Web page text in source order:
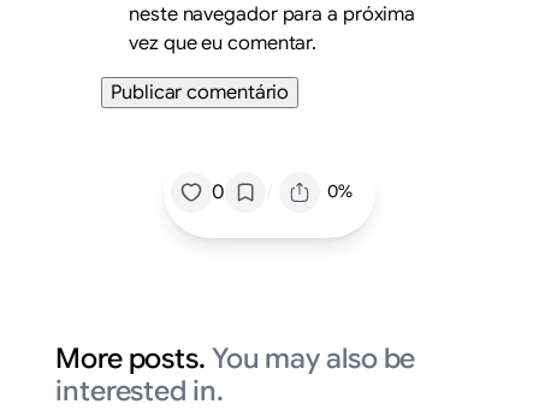
neste navegador para a próxima
vez que eu comentar.
0 / 0%
More posts. You may also be
interested in.